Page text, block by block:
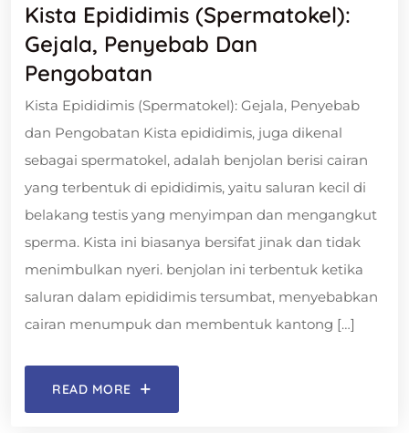
Kista Epididimis (Spermatokel):
Gejala, Penyebab Dan
Pengobatan
Kista Epididimis (Spermatokel): Gejala, Penyebab
dan Pengobatan Kista epididimis, juga dikenal
sebagai spermatokel, adalah benjolan berisi cairan
yang terbentuk di epididimis, yaitu saluran kecil di
belakang testis yang menyimpan dan mengangkut
sperma. Kista ini biasanya bersifat jinak dan tidak
menimbulkan nyeri. benjolan ini terbentuk ketika
saluran dalam epididimis tersumbat, menyebabkan
cairan menumpuk dan membentuk kantong […]
READ MORE